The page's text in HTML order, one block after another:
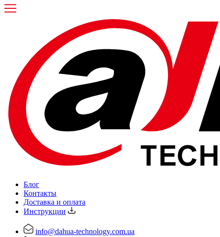
Блог
Контакты
Доставка и оплата
Инструкции
info@dahua-technology.com.ua